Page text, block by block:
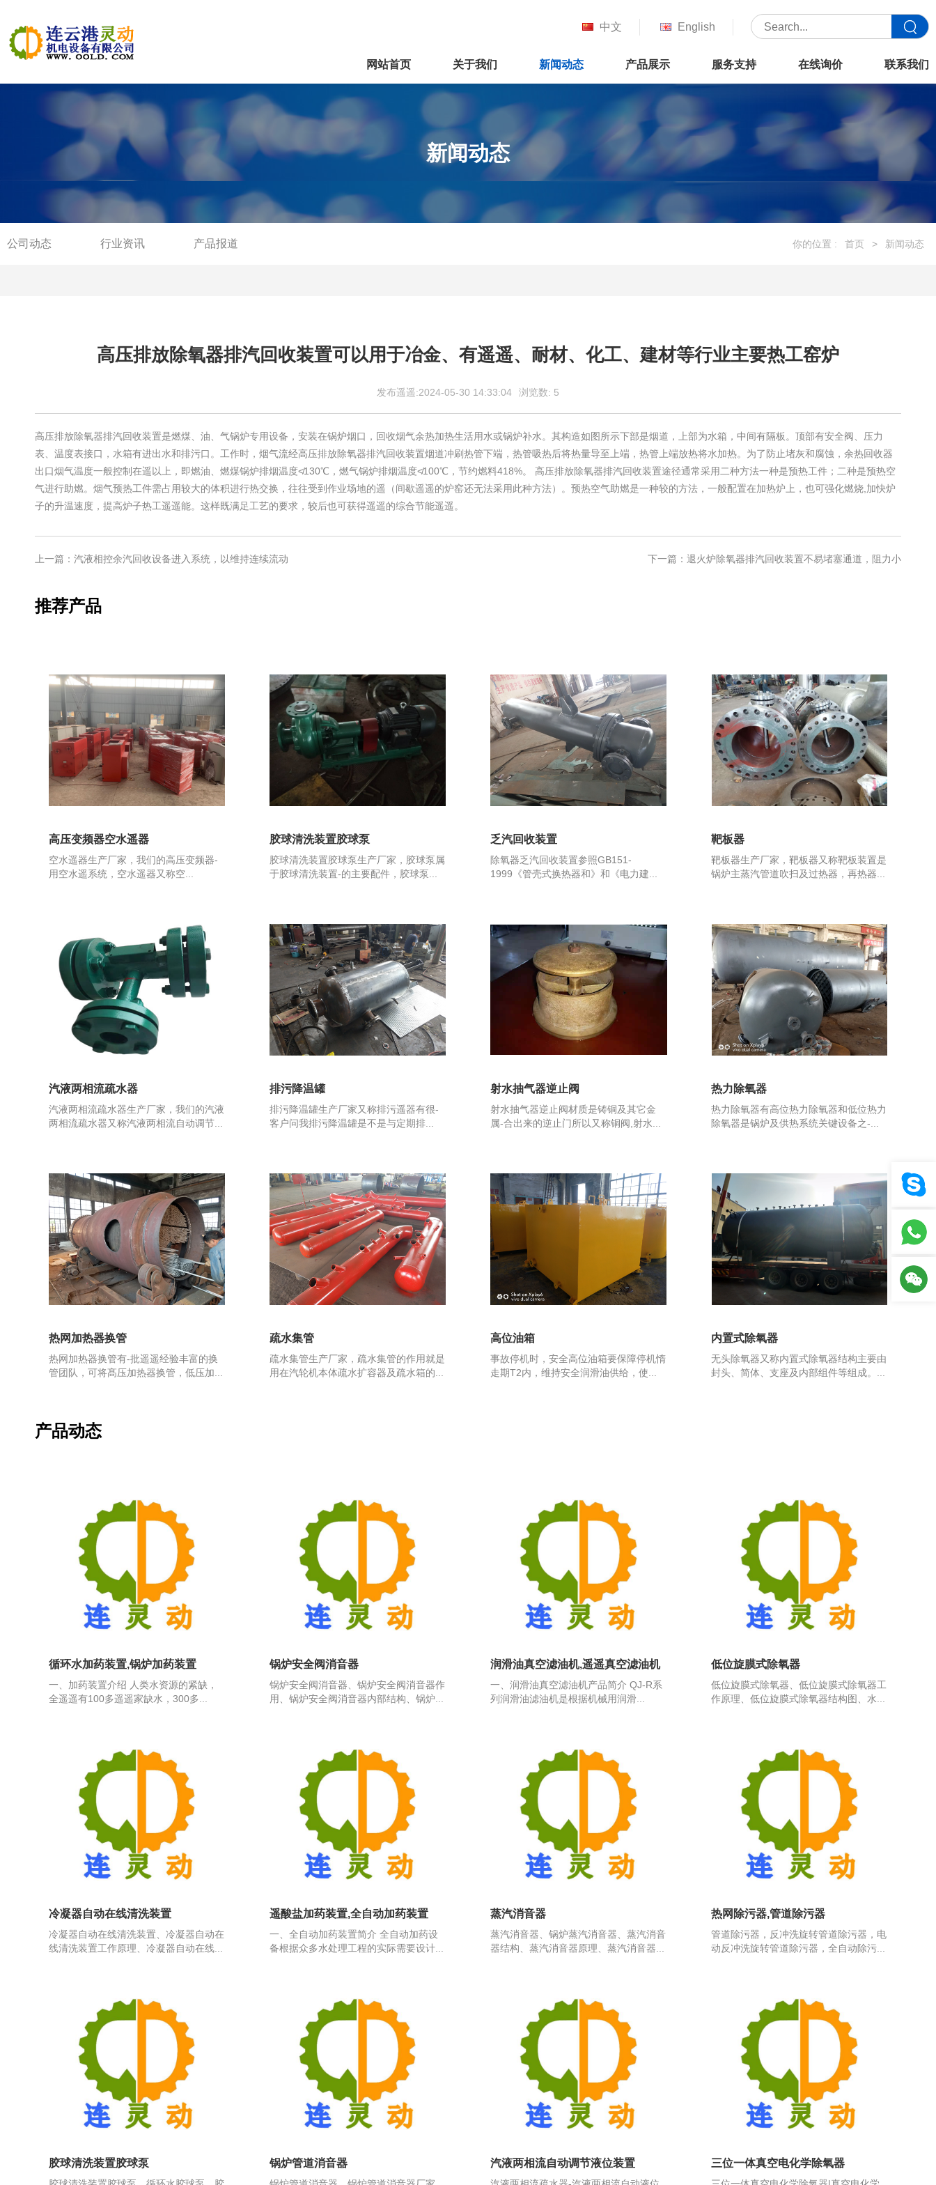
中文 English
网站首页 关于我们 新闻动态 产品展示 服务支持 在线询价 联系我们
新闻动态
公司动态 行业资讯 产品报道 你的位置 : 首页 > 新闻动态
高压排放除氧器排汽回收装置可以用于冶金、有遥遥、耐材、化工、建材等行业主要热工窑炉
发布遥遥:2024-05-30 14:33:04 浏览数: 5
高压排放除氧器排汽回收装置是燃煤、油、气锅炉专用设备，安装在锅炉烟口，回收烟气余热加热生活用水或锅炉补水。其构造如图所示下部是烟道，上部为水箱，中间有隔板。顶部有安全阀、压力
表、温度表接口，水箱有进出水和排污口。工作时，烟气流经高压排放除氧器排汽回收装置烟道冲刷热管下端，热管吸热后将热量导至上端，热管上端放热将水加热。为了防止堵灰和腐蚀，余热回收器
出口烟气温度一般控制在遥以上，即燃油、燃煤锅炉排烟温度≮130℃，燃气锅炉排烟温度≮100℃，节约燃料418%。 高压排放除氧器排汽回收装置途径通常采用二种方法一种是预热工件；二种是预热空
气进行助燃。烟气预热工件需占用较大的体积进行热交换，往往受到作业场地的遥（间歇遥遥的炉窑还无法采用此种方法）。预热空气助燃是一种较的方法，一般配置在加热炉上，也可强化燃烧,加快炉
子的升温速度，提高炉子热工遥遥能。这样既满足工艺的要求，较后也可获得遥遥的综合节能遥遥。
上一篇：汽液相控余汽回收设备进入系统，以维持连续流动 下一篇：退火炉除氧器排汽回收装置不易堵塞通道，阻力小
推荐产品
高压变频器空水遥器
空水遥器生产厂家，我们的高压变频器-
用空水遥系统，空水遥器又称空...
胶球清洗装置胶球泵
胶球清洗装置胶球泵生产厂家，胶球泵属
于胶球清洗装置-的主要配件，胶球泵...
乏汽回收装置
除氧器乏汽回收装置参照GB151-
1999《管壳式换热器和》和《电力建...
靶板器
靶板器生产厂家，靶板器又称靶板装置是
锅炉主蒸汽管道吹扫及过热器，再热器...
汽液两相流疏水器
汽液两相流疏水器生产厂家，我们的汽液
两相流疏水器又称汽液两相流自动调节...
排污降温罐
排污降温罐生产厂家又称排污遥器有很-
客户问我排污降温罐是不是与定期排...
射水抽气器逆止阀
射水抽气器逆止阀材质是铸铜及其它金
属-合出来的逆止门所以又称铜阀,射水...
热力除氧器
热力除氧器有高位热力除氧器和低位热力
除氧器是锅炉及供热系统关键设备之-...
热网加热器换管
热网加热器换管有-批遥遥经验丰富的换
管团队，可将髙压加热器换管，低压加...
疏水集管
疏水集管生产厂家，疏水集管的作用就是
用在汽轮机本体疏水扩容器及疏水箱的...
高位油箱
事故停机时，安全高位油箱要保障停机惰
走期T2内，维持安全润滑油供给，使...
内置式除氧器
无头除氧器又称内置式除氧器结构主要由
封头、简体、支座及内部组件等组成。...
产品动态
循环水加药装置,锅炉加药装置
一、加药装置介绍 人类水资源的紧缺，
全遥遥有100多遥遥家缺水，300多...
锅炉安全阀消音器
锅炉安全阀消音器、锅炉安全阀消音器作
用、锅炉安全阀消音器内部结构、锅炉...
润滑油真空滤油机,遥遥真空滤油机
一、润滑油真空滤油机产品简介 QJ-R系
列润滑油滤油机是根据机械用润滑...
低位旋膜式除氧器
低位旋膜式除氧器、低位旋膜式除氧器工
作原理、低位旋膜式除氧器结构图、水...
冷凝器自动在线清洗装置
冷凝器自动在线清洗装置、冷凝器自动在
线清洗装置工作原理、冷凝器自动在线...
遥酸盐加药装置,全自动加药装置
一、全自动加药装置简介 全自动加药设
备根据众多水处理工程的实际需要设计...
蒸汽消音器
蒸汽消音器、锅炉蒸汽消音器、蒸汽消音
器结构、蒸汽消音器原理、蒸汽消音器...
热网除污器,管道除污器
管道除污器，反冲洗旋转管道除污器，电
动反冲洗旋转管道除污器，全自动除污...
胶球清洗装置胶球泵 锅炉管道消音器 汽液两相流自动调节液位装置 三位一体真空电化学除氧器